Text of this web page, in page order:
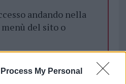
My Personal
andando nella
del sito o
Smeralda